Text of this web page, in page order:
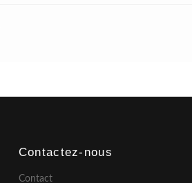
Contactez-nous
Contact